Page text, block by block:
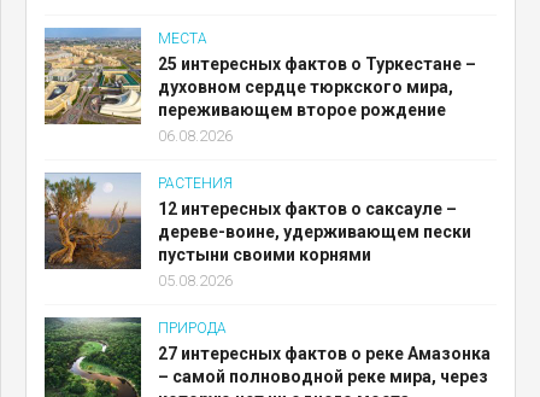
МЕСТА
25 интересных фактов о Туркестане –
духовном сердце тюркского мира,
переживающем второе рождение
06.08.2026
РАСТЕНИЯ
12 интересных фактов о саксауле –
дереве-воине, удерживающем пески
пустыни своими корнями
05.08.2026
ПРИРОДА
27 интересных фактов о реке Амазонка
– самой полноводной реке мира, через